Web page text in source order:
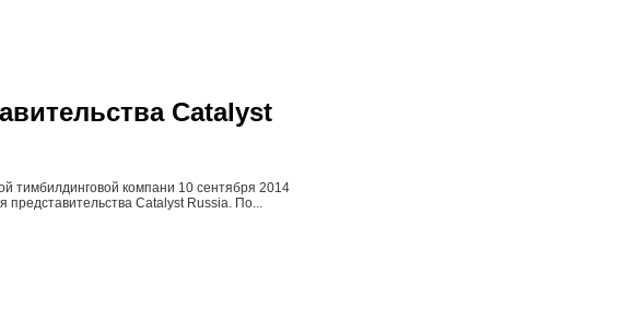
Catalyst
тимбилдинговой компани 10 сентября 2014
представительства Catalyst Russia. По...